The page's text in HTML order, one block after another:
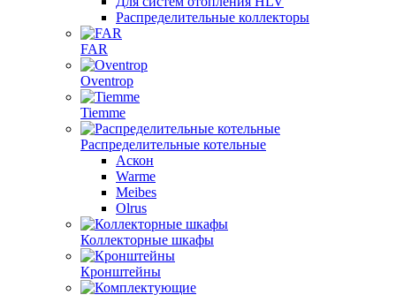
Распределительные коллекторы
FAR
Oventrop
Tiemme
Распределительные котельные
Аскон
Warme
Meibes
Olrus
Коллекторные шкафы
Кронштейны